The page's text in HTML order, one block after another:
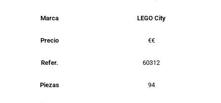
Marca LEGO City
Precio €€
Refer. 60312
Piezas 94